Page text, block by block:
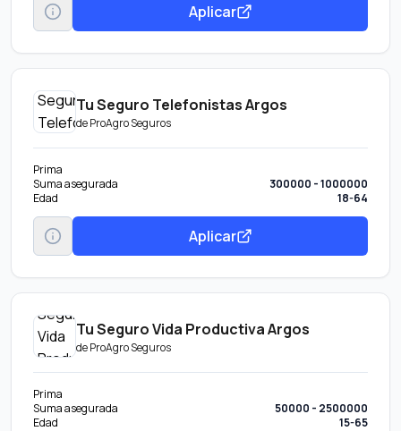
Aplicar
Tu Seguro Telefonistas Argos
deProAgro Seguros
Prima
Suma asegurada
300000 - 1000000
Edad
18-64
Aplicar
Tu Seguro Vida Productiva Argos
deProAgro Seguros
Prima
Suma asegurada
50000 - 2500000
Edad
15-65